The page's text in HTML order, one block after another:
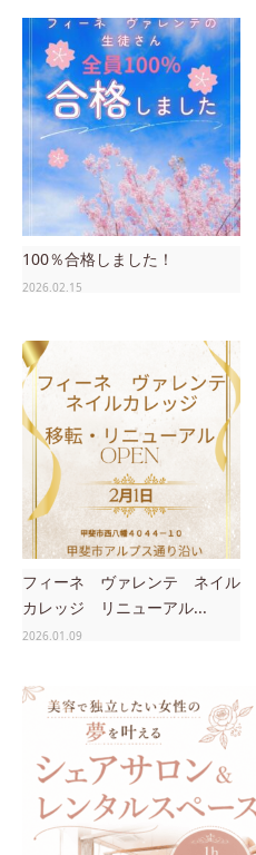
100％合格しました！
2026.02.15
フィーネ ヴァレンテ ネイル
カレッジ リニューアル...
2026.01.09